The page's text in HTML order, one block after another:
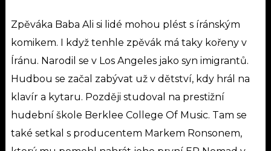
Zpěváka Baba Ali si lidé mohou plést s íránským
komikem. I když tenhle zpěvák má taky kořeny v
Íránu. Narodil se v Los Angeles jako syn imigrantů.
Hudbou se začal zabývat už v dětství, kdy hrál na
klavír a kytaru. Později studoval na prestižní
hudební škole Berklee College Of Music. Tam se
také setkal s producentem Markem Ronsonem,